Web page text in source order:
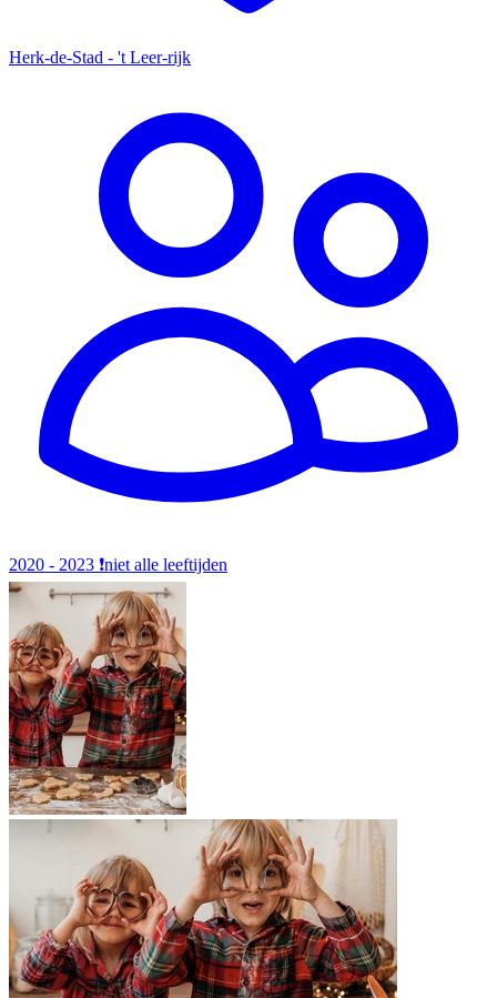
Herk-de-Stad - 't Leer-rijk
2020 - 2023 ❗️niet alle leeftijden